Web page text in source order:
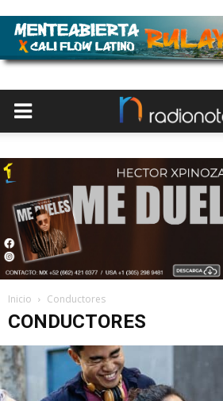
Inicio Conductores
CONDUCTORES